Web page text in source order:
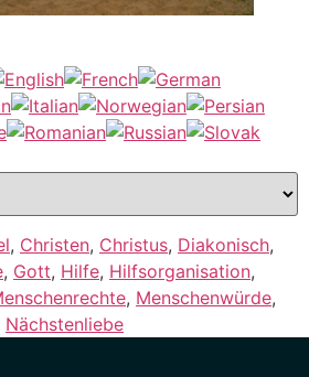
, Christen, Christus, Diakonisch,
, Gott, Hilfe, Hilfsorganisation,
, Menschenwürde,
Nächstenliebe